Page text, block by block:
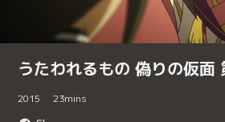
うたわれるもの 偽りの仮面
2015 23mins